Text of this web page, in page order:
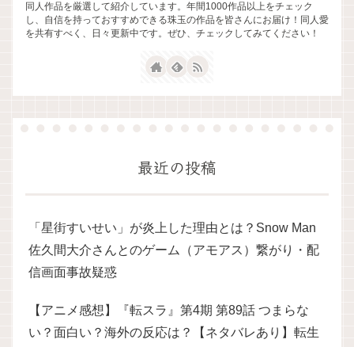
同人作品を厳選して紹介しています。年間1000作品以上をチェック
し、自信を持っておすすめできる珠玉の作品を皆さんにお届け！同人愛
を共有すべく、日々更新中です。ぜひ、チェックしてみてください！
最近の投稿
「星街すいせい」が炎上した理由とは？Snow Man
佐久間大介さんとのゲーム（アモアス）繋がり・配
信画面事故疑惑
【アニメ感想】『転スラ』第4期 第89話 つまらな
い？面白い？海外の反応は？【ネタバレあり】転生